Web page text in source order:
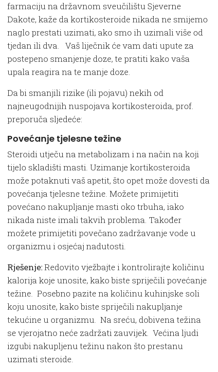
farmaciju na državnom sveučilištu Sjeverne
Dakote, kaže da kortikosteroide nikada ne smijemo
naglo prestati uzimati, ako smo ih uzimali više od
tjedan ili dva. Vaš liječnik će vam dati upute za
postepeno smanjenje doze, te pratiti kako vaša
upala reagira na te manje doze.
Da bi smanjili rizike (ili pojavu) nekih od
najneugodnijih nuspojava kortikosteroida, prof.
preporuča sljedeće:
Povećanje tjelesne težine
Steroidi utječu na metabolizam i na način na koji
tijelo skladišti masti. Uzimanje kortikosteroida
može potaknuti vaš apetit, što opet može dovesti da
povećanja tjelesne težine. Možete primijetiti
povećano nakupljanje masti oko trbuha, iako
nikada niste imali takvih problema. Također
možete primijetiti povečano zadržavanje vode u
organizmu i osjećaj nadutosti.
Rješenje:Redovito vježbajte i kontrolirajte količinu
kalorija koje unosite, kako biste spriječili povećanje
težine. Posebno pazite na količinu kuhinjske soli
koju unosite, kako biste spriječili nakupljanje
tekućine u organizmu. Na sreću, dobivena težina
se vjerojatno neće zadržati zauvijek. Većina ljudi
izgubi nakupljenu težinu nakon što prestanu
uzimati steroide.